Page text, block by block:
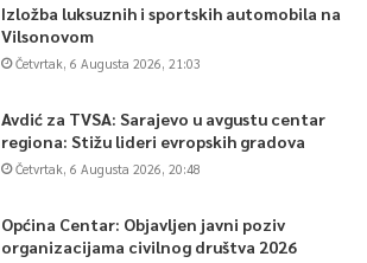
Izložba luksuznih i sportskih automobila na
Vilsonovom
Četvrtak, 6 Augusta 2026, 21:03
Avdić za TVSA: Sarajevo u avgustu centar
regiona: Stižu lideri evropskih gradova
Četvrtak, 6 Augusta 2026, 20:48
Općina Centar: Objavljen javni poziv
organizacijama civilnog društva 2026